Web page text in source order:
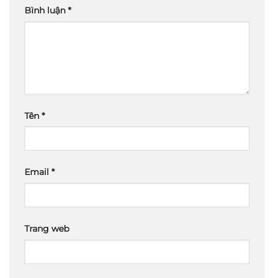
Bình luận *
Tên *
Email *
Trang web